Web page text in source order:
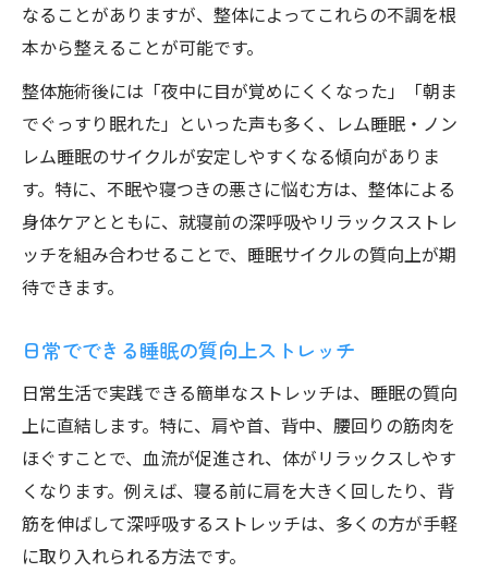
なることがありますが、整体によってこれらの不調を根
本から整えることが可能です。
整体施術後には「夜中に目が覚めにくくなった」「朝ま
でぐっすり眠れた」といった声も多く、レム睡眠・ノン
レム睡眠のサイクルが安定しやすくなる傾向がありま
す。特に、不眠や寝つきの悪さに悩む方は、整体による
身体ケアとともに、就寝前の深呼吸やリラックスストレ
ッチを組み合わせることで、睡眠サイクルの質向上が期
待できます。
日常でできる睡眠の質向上ストレッチ
日常生活で実践できる簡単なストレッチは、睡眠の質向
上に直結します。特に、肩や首、背中、腰回りの筋肉を
ほぐすことで、血流が促進され、体がリラックスしやす
くなります。例えば、寝る前に肩を大きく回したり、背
筋を伸ばして深呼吸するストレッチは、多くの方が手軽
に取り入れられる方法です。